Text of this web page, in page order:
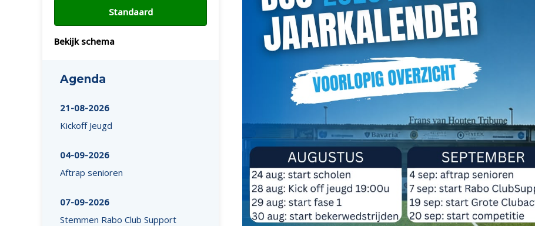
Standaard
Bekijk schema
Agenda
21-08-2026
Kickoff Jeugd
04-09-2026
Aftrap senioren
07-09-2026
Stemmen Rabo Club Support